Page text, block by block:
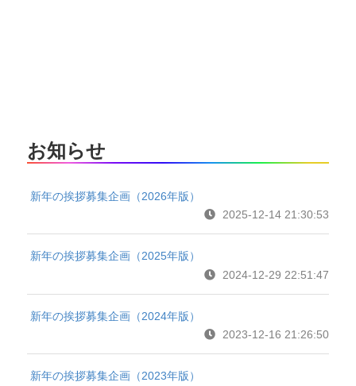
お知らせ
新年の挨拶募集企画（2026年版）
2025-12-14 21:30:53
新年の挨拶募集企画（2025年版）
2024-12-29 22:51:47
新年の挨拶募集企画（2024年版）
2023-12-16 21:26:50
新年の挨拶募集企画（2023年版）